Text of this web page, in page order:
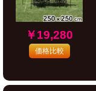
￥19,280
価格比較